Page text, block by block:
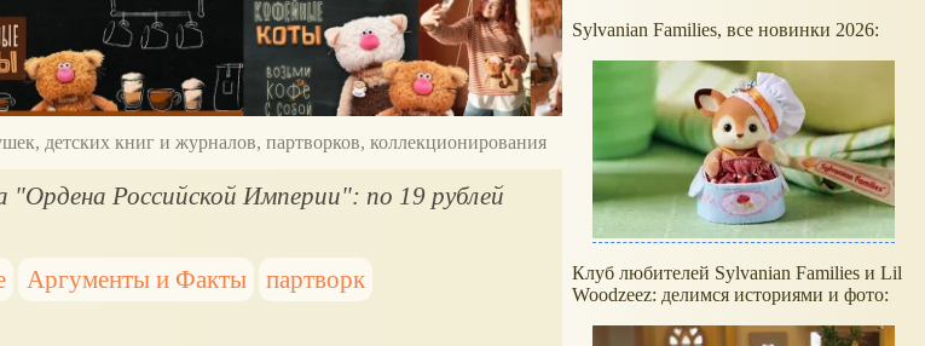
детских книг и журналов, партворков, коллекционирования
"Ордена Российской Империи": по 19 рублей
Аргументы и Факты
партворк
Sylvanian Families, все новинки 2026:
Клуб любителей Sylvanian Families и Lil
Woodzeez: делимся историями и фото: